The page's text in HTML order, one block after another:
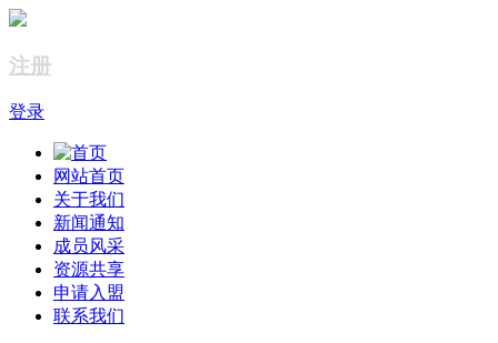
注册
登录
网站首页
关于我们
新闻通知
成员风采
资源共享
申请入盟
联系我们